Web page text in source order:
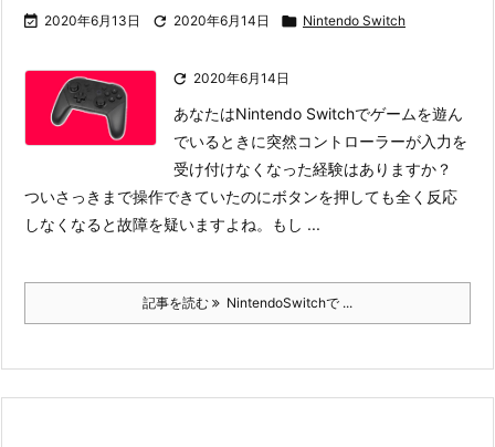
 2020年6月13日  2020年6月14日  Nintendo Switch
 2020年6月14日
あなたはNintendo Switchでゲームを遊ん
でいるときに突然コントローラーが入力を
受け付けなくなった経験はありますか？
ついさっきまで操作できていたのにボタンを押しても全く反応
しなくなると故障を疑いますよね。
もし ...
記事を読む NintendoSwitchで ...